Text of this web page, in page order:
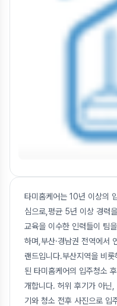
타미홈케어는 10년 이상의
심으로,평균 5년 이상 경력
교육을 이수한 인력들이 팀
하며,부산·경남권 전역에서
랜드입니다.부산지역을 비
된 타미홈케어의 입주청소
개합니다. 허위 후기가 아닌
기와 청소 전후 사진으로 입